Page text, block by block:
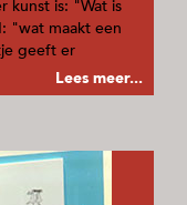
kunst is: "Wat is
"wat maakt een
geeft er
Lees meer...